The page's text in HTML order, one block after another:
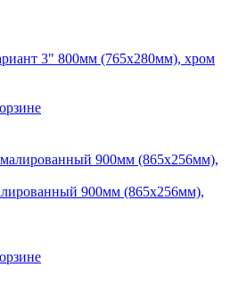
3" 800мм (765х280мм), хром
900мм (865х256мм),